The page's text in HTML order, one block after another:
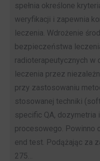
spełnia określone
weryfikacji i zapewnia
leczenia. Wdrożenie
bezpieczeństwa
radioterapeutycznych w
leczenia przez
przy zastosowaniu
stosowanej techniki
specific QA, dozymetria
procesowego. Powinno
end test. Podążając za
275…